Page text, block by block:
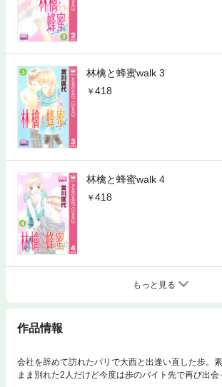
林檎と蜂蜜walk 3
418
林檎と蜂蜜walk 4
418
もっと見る
作品情報
会社を辞めて訪れたパリで大西と出逢い直した歩。
まま別れた2人だけど今度は歩のバイト先で再び出